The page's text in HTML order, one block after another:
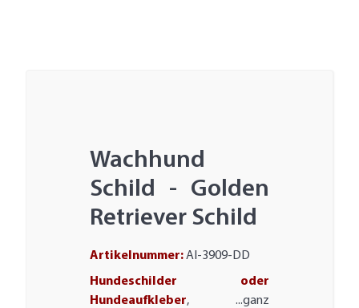
Wachhund
Schild - Golden
Retriever Schild
Artikelnummer:AI-3909-DD
Hundeschilder oder
Hundeaufkleber, ...ganz